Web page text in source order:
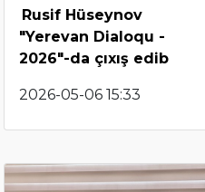
Rusif Hüseynov
"Yerevan Dialoqu -
2026"-da çıxış edib
2026-05-06 15:33